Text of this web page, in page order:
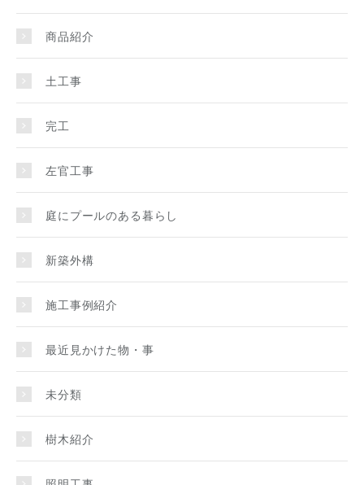
商品紹介
土工事
完工
左官工事
庭にプールのある暮らし
新築外構
施工事例紹介
最近見かけた物・事
未分類
樹木紹介